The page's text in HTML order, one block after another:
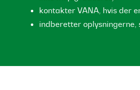
kontakter VANA, hvis der
indberetter